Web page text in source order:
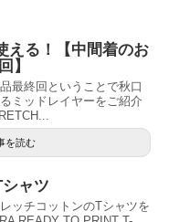
える！【中間着のお
】
最終回ということで秋口
ミッドレイヤーをご紹介
を読む
ャツ
ッチコットンのTシャツを